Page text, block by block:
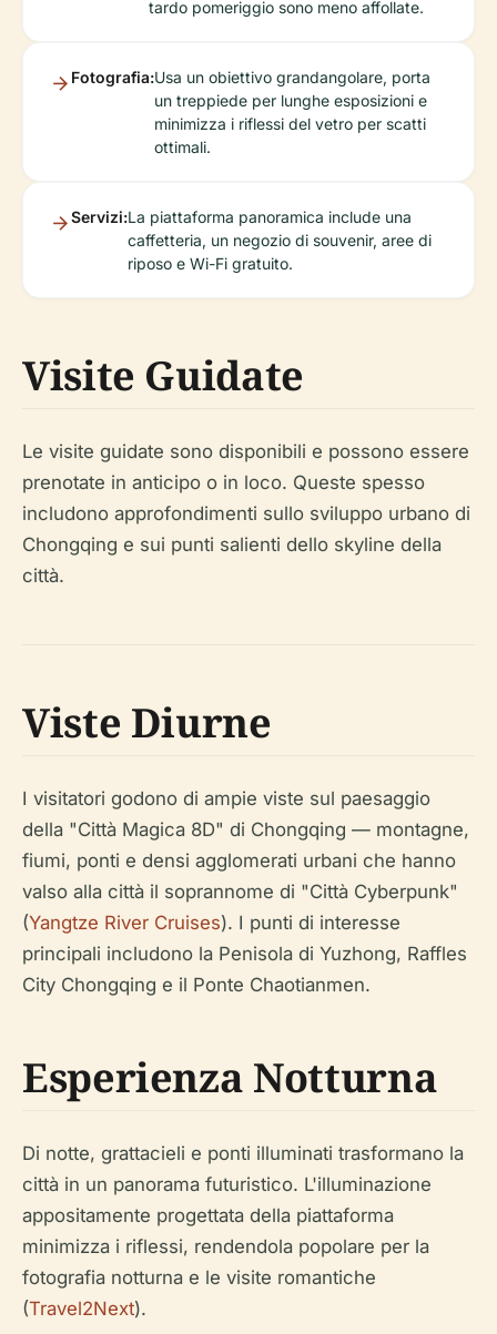
tardo pomeriggio sono meno affollate.
Fotografia:Usa un obiettivo grandangolare, porta
un treppiede per lunghe esposizioni e
minimizza i riflessi del vetro per scatti
ottimali.
Servizi:La piattaforma panoramica include una
caffetteria, un negozio di souvenir, aree di
riposo e Wi-Fi gratuito.
Visite Guidate
Le visite guidate sono disponibili e possono essere
prenotate in anticipo o in loco. Queste spesso
includono approfondimenti sullo sviluppo urbano di
Chongqing e sui punti salienti dello skyline della
città.
Viste Diurne
I visitatori godono di ampie viste sul paesaggio
della "Città Magica 8D" di Chongqing — montagne,
fiumi, ponti e densi agglomerati urbani che hanno
valso alla città il soprannome di "Città Cyberpunk"
(Yangtze River Cruises). I punti di interesse
principali includono la Penisola di Yuzhong, Raffles
City Chongqing e il Ponte Chaotianmen.
Esperienza Notturna
Di notte, grattacieli e ponti illuminati trasformano la
città in un panorama futuristico. L'illuminazione
appositamente progettata della piattaforma
minimizza i riflessi, rendendola popolare per la
fotografia notturna e le visite romantiche
(Travel2Next).